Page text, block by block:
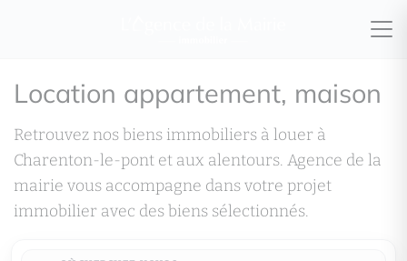
Location appartement, maison
Retrouvez nos biens immobiliers à louer à
Charenton-le-pont et aux alentours. Agence de la
mairie vous accompagne dans votre projet
immobilier avec des biens sélectionnés.